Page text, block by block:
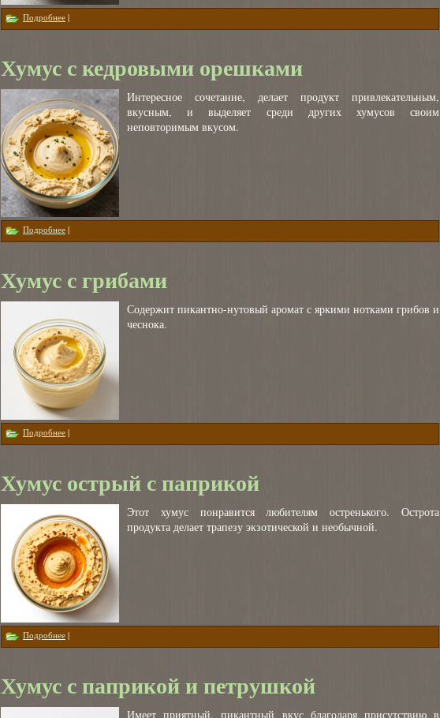
Подробнее о Хумус с вялеными помидорами и прованскими травами
|
Хумус с кедровыми орешками
Интересное сочетание, делает продукт привлекательным,
вкусным, и выделяет среди других хумусов своим
неповторимым вкусом.
Подробнее о Хумус с кедровыми орешками
|
Хумус с грибами
Содержит пикантно-нутовый аромат с яркими нотками грибов и
чеснока.
Подробнее о Хумус с грибами
|
Хумус острый с паприкой
Этот хумус понравится любителям остренького. Острота
продукта делает трапезу экзотической и необычной.
Подробнее о Хумус острый с паприкой
|
Хумус с паприкой и петрушкой
Имеет приятный, пикантный вкус благодаря присутствию в